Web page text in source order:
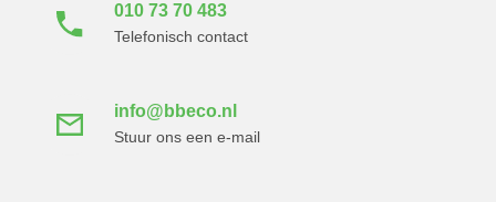
010 73 70 483
Telefonisch contact
info@bbeco.nl
Stuur ons een e-mail